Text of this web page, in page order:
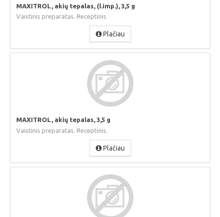
MAXITROL, akių tepalas, (l.imp.), 3,5 g
Vaistinis preparatas. Receptinis.
Plačiau
MAXITROL, akių tepalas, 3,5 g
Vaistinis preparatas. Receptinis.
Plačiau